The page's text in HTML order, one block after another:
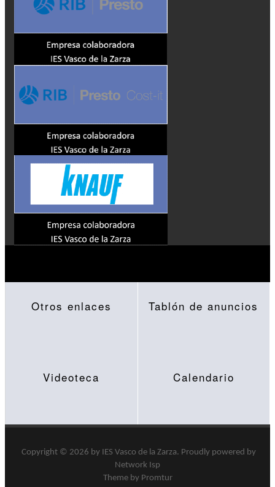
Otros enlaces Tablón de anuncios
Videoteca Calendario
Copyright © 2026 by IES Vasco de la Zarza. Proudly powered by
Network Isp
Theme by Promtur